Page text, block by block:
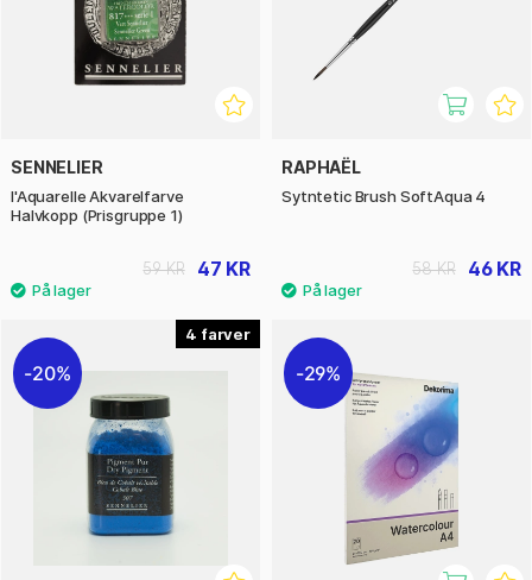
SENNELIER
l'Aquarelle Akvarelfarve
Halvkopp (Prisgruppe 1)
47 KR
59 KR
RAPHAËL
Sytntetic Brush SoftAqua 4
46 KR
58 KR
4
20% 29%